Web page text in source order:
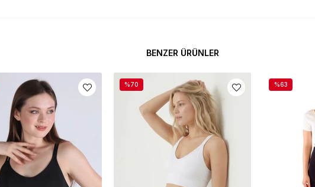
BENZER ÜRÜNLER
%70 %63